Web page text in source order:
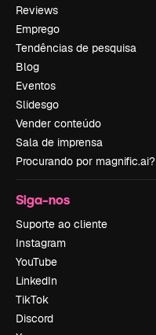
Reviews
Emprego
Tendências de pesquisa
Blog
Eventos
Slidesgo
Vender conteúdo
Sala de imprensa
Procurando por magnific.ai?
Siga-nos
Suporte ao cliente
Instagram
YouTube
LinkedIn
TikTok
Discord